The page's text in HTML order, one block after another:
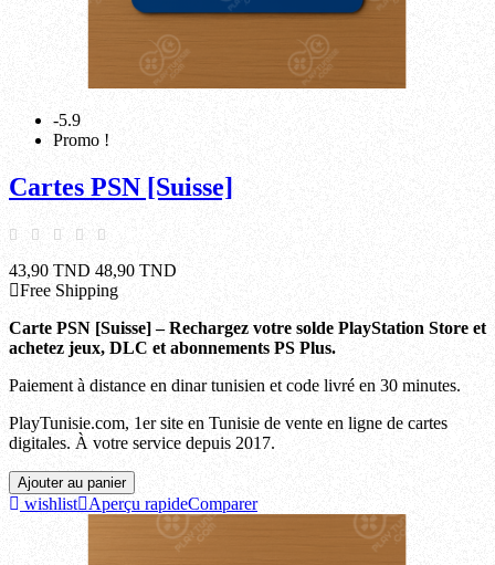
-5.9
Promo !
Cartes PSN [Suisse]
43,90 TND 48,90 TND
Free Shipping
Carte PSN [Suisse] – Rechargez votre solde PlayStation Store et
achetez jeux, DLC et abonnements PS Plus.
Paiement à distance en dinar tunisien et code livré en 30 minutes.
PlayTunisie.com, 1er site en Tunisie de vente en ligne de cartes
digitales. À votre service depuis 2017.
Ajouter au panier
wishlist Aperçu rapideComparer